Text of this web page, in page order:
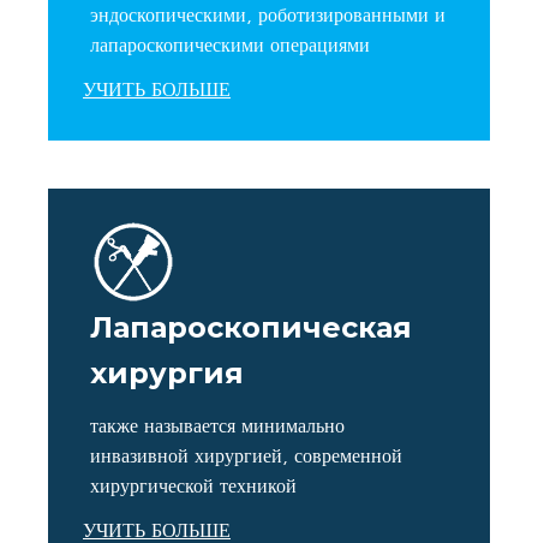
эндоскопическими, роботизированными и
лапароскопическими операциями
УЧИТЬ БОЛЬШЕ
Лапароскопическая
хирургия
также называется минимально
инвазивной хирургией, современной
хирургической техникой
УЧИТЬ БОЛЬШЕ